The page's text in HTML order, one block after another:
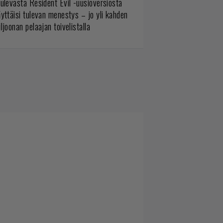
tulevan menestys – jo yli kahden
pelaajan toivelistalla